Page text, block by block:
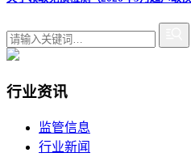
行业资讯
监管信息
行业新闻